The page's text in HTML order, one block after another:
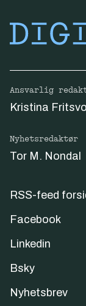
Ansvarlig
Kristina
Nyhetsredaktør
Tor M. Nondal
RSS-feed
Facebook
Linkedin
Bsky
Nyhetsbrev